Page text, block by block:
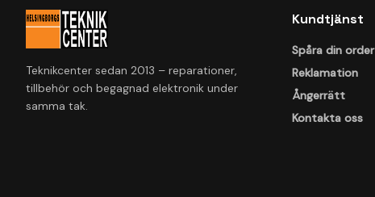
Teknikcenter sedan 2013 – reparationer,
tillbehör och begagnad elektronik under
samma tak.
Kundtjänst
Spåra din order
Reklamation
Ångerrätt
Kontakta oss